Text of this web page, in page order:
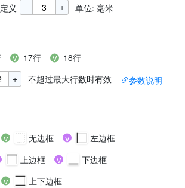
义 - + 单位: 毫米
17行
18行
+ 不超过最大行数时有效 参数说明
无边框
左边框
上边框
下边框
上下边框